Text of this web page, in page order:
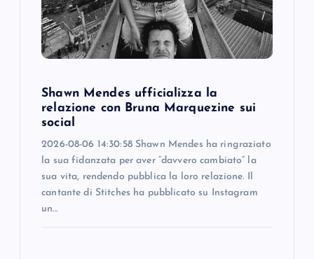
Shawn Mendes ufficializza la
relazione con Bruna Marquezine sui
social
2026-08-06 14:30:58 Shawn Mendes ha ringraziato
la sua fidanzata per aver “davvero cambiato” la
sua vita, rendendo pubblica la loro relazione. Il
cantante di Stitches ha pubblicato su Instagram
un…